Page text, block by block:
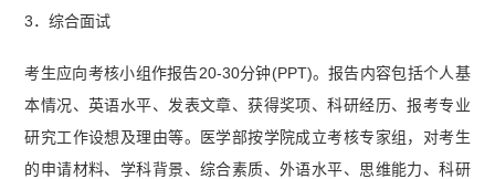
3．综合面试
考生应向考核小组作报告20-30分钟(PPT)。报告内容包括个人基
本情况、英语水平、发表文章、获得奖项、科研经历、报考专业
研究工作设想及理由等。医学部按学院成立考核专家组，对考生
的申请材料、学科背景、综合素质、外语水平、思维能力、科研